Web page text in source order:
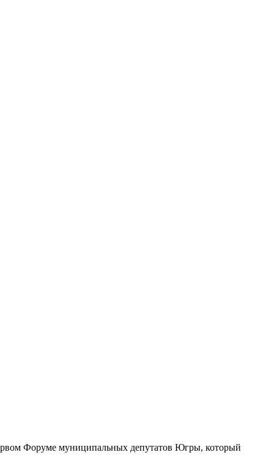
Форуме муниципальных депутатов Югры, который